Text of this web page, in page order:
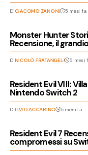
DiGIACOMO ZANONI 5 mesi fa
Monster Hunter
Recensione, il
DiNICOLÒ FRATANGELI 5 mesi
Resident Evil VIII:
Nintendo Switch 2
DiLIVIO ACCARINO 5 mesi fa
Resident Evil 7
compromessi su